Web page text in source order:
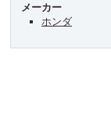
メーカー
ホンダ